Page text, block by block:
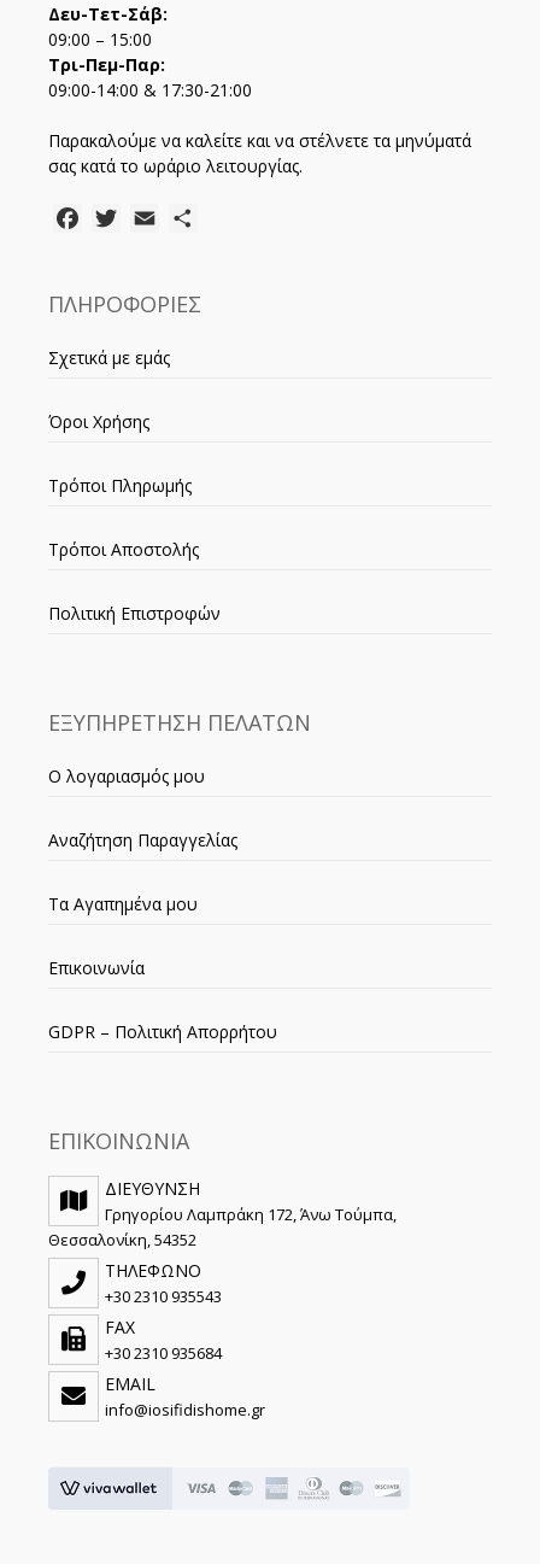
Δευ-Τετ-Σάβ:
09:00 – 15:00
Τρι-Πεμ-Παρ:
09:00-14:00 & 17:30-21:00
Παρακαλούμε να καλείτε και να στέλνετε τα μηνύματά
σας κατά το ωράριο λειτουργίας.
FacebookTwitter
Email
ΠΛΗΡΟΦΟΡΙΕΣ
Σχετικά με εμάς
Όροι Χρήσης
Τρόποι Πληρωμής
Τρόποι Αποστολής
Πολιτική Επιστροφών
ΕΞΥΠΗΡΕΤΗΣΗ ΠΕΛΑΤΩΝ
Ο λογαριασμός μου
Αναζήτηση Παραγγελίας
Τα Αγαπημένα μου
Επικοινωνία
GDPR – Πολιτική Απορρήτου
ΕΠΙΚΟΙΝΩΝΙΑ
ΔΙΕΥΘΥΝΣΗ
Γρηγορίου Λαμπράκη 172, Άνω Τούμπα,
Θεσσαλονίκη, 54352
ΤΗΛΕΦΩΝΟ
+30 2310 935543
FAX
+30 2310 935684
EMAIL
info@iosifidishome.gr